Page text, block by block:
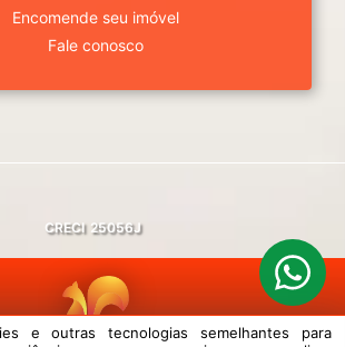
Encomende seu imóvel
Fale conosco
CRECI 25056J
e outras tecnologias semelhantes para